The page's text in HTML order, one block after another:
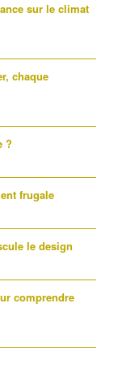
sur le climat
chaque
?
frugale
le design
comprendre